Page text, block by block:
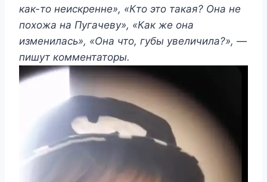
как-то неискренне», «Кто это такая? Она не
похожа на Пугачеву», «Как же она
изменилась», «Она что, губы увеличила?», —
пишут комментаторы.